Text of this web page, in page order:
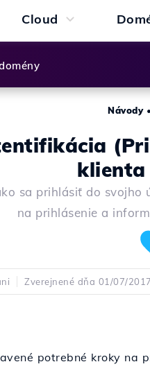
Cloud
Návody•
klienta
sa prihlásiť do svojho
na prihlásenie a
Zverejnené dňa 01/07/2017
potrebné kroky na